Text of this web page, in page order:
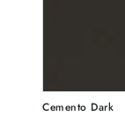
Cemento Dark